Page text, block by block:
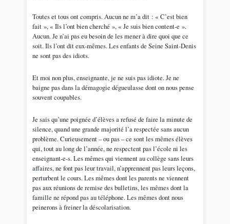
Toutes et tous ont compris. Aucun ne m’a dit : « C’est bien
fait », « Ils l’ont bien cherché », « Je suis bien content-e ».
Aucun. Je n’ai pas eu besoin de les mener à dire quoi que ce
soit. Ils l’ont dit eux-mêmes. Les enfants de Seine Saint-Denis
ne sont pas des idiots.
Et moi non plus, enseignante, je ne suis pas idiote. Je ne
baigne pas dans la démagogie dégueulasse dont on nous pense
souvent coupables.
Je sais qu’une poignée d’élèves a refusé de faire la minute de
silence, quand une grande majorité l’a respectée sans aucun
problème. Curieusement – ou pas – ce sont les mêmes élèves
qui, tout au long de l’année, ne respectent pas l’école ni les
enseignant-e-s. Les mêmes qui viennent au collège sans leurs
affaires, ne font pas leur travail, n’apprennent pas leurs leçons,
perturbent le cours. Les mêmes dont les parents ne viennent
pas aux réunions de remise des bulletins, les mêmes dont la
famille ne répond pas au téléphone. Les mêmes dont nous
peinerons à freiner la déscolarisation.